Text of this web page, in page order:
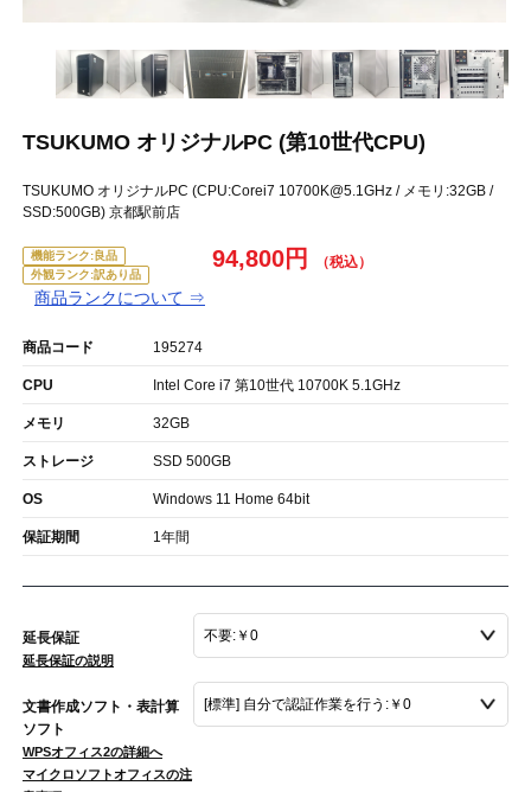
TSUKUMO オリジナルPC (第10世代CPU)
TSUKUMO オリジナルPC (CPU:Corei7 10700K@5.1GHz / メモリ:32GB /
SSD:500GB) 京都駅前店
機能ランク:良品
外観ランク:訳あり品
商品ランクについて ⇒
94,800円
商品コード 195274
CPU Intel Core i7 第10世代 10700K 5.1GHz
メモリ 32GB
ストレージ SSD 500GB
OS Windows 11 Home 64bit
保証期間 1年間
延長保証
延長保証の説明
文書作成ソフト・表計算
ソフト
WPSオフィス2の詳細へ
マイクロソフトオフィスの注